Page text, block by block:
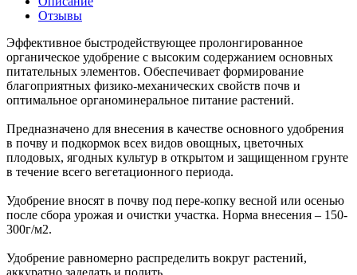
Отзывы
Эффективное быстродействующее пролонгированное
органическое удобрение с высоким содержанием основных
питательных элементов. Обеспечивает формирование
благоприятных физико-механических свойств почв и
оптимальное органоминеральное питание растений.
Предназначено для внесения в качестве основного удобрения
в почву и подкормок всех видов овощных, цветочных
плодовых, ягодных культур в открытом и защищенном грунте
в течение всего вегетационного периода.
Удобрение вносят в почву под пере-копку весной или осенью
после сбора урожая и очистки участка. Норма внесения – 150-
300г/м2.
Удобрение равномерно распределить вокруг растений,
аккуратно заделать и полить.